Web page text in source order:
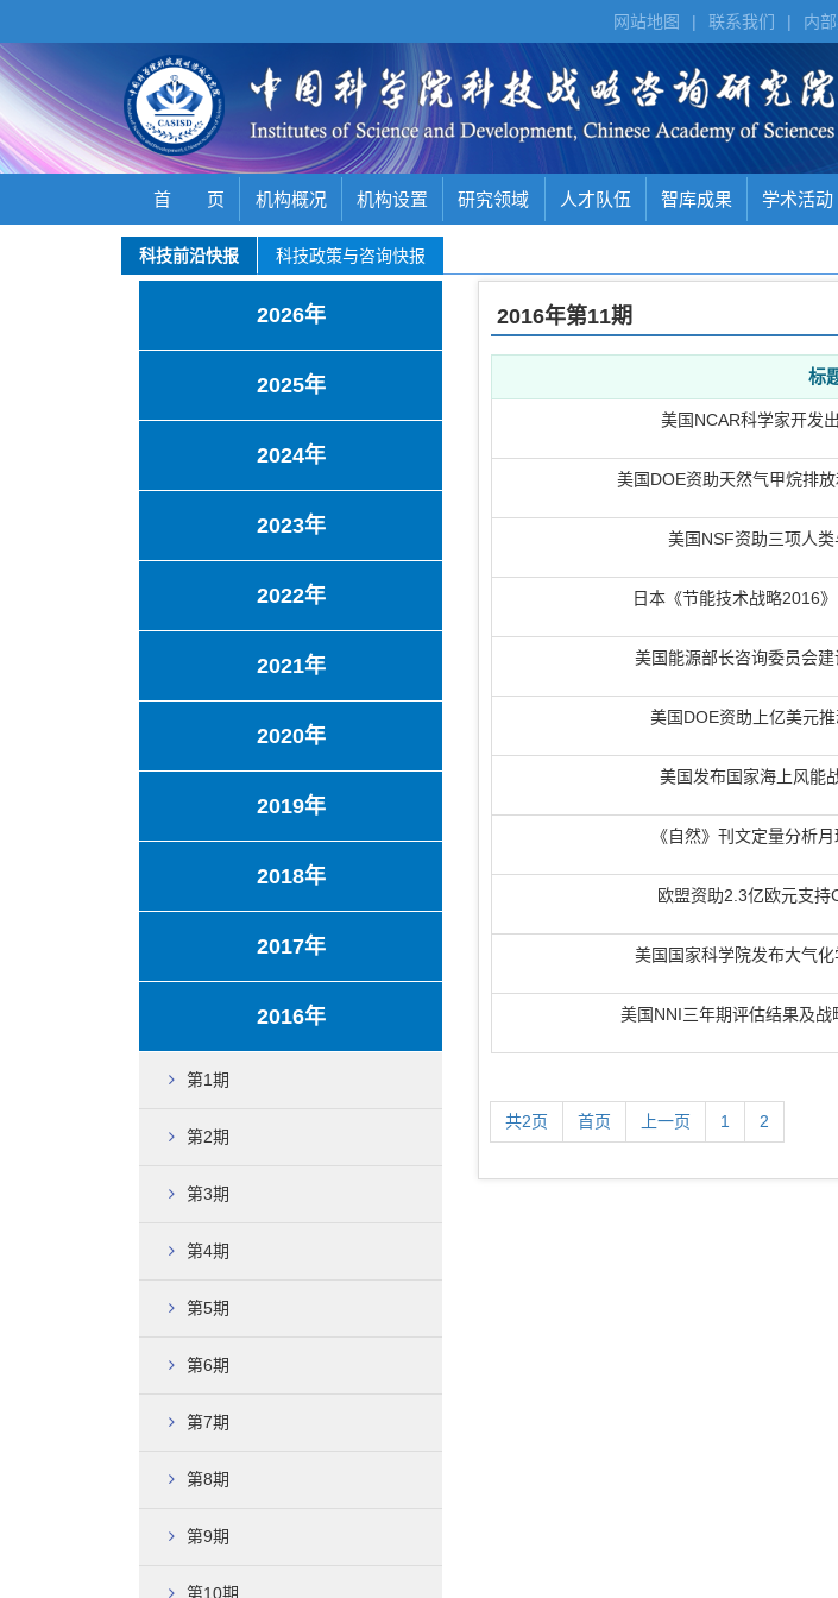
内
|
联系我们
|
网站地图
首 页 机构概况 机构设置 研究领域 人才队伍 智库成果 学术活动
科技前沿快报 科技政策与咨询快报
2026年
2025年
2024年
2023年
2022年
2021年
2020年
2019年
2018年
2017年
2016年
第1期
第2期
第3期
第4期
第5期
第6期
第7期
第8期
第9期
第10期
2016年第11期
标
美国NCAR科学家开发
美国DOE资助天然气甲烷排
美国NSF资助三项人
日本《节能技术战略2016
美国能源部长咨询委员会
美国DOE资助上亿美元
美国发布国家海上风能
《自然》刊文定量分析
欧盟资助2.3亿欧元支持
美国国家科学院发布大气
美国NNI三年期评估结果及
共2页 首页 上一页 1 2